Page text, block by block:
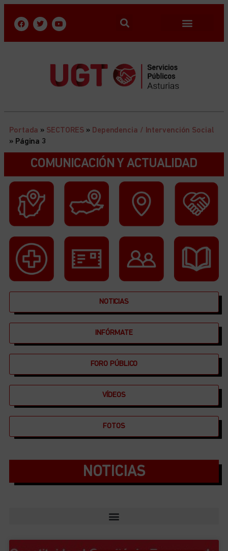
Portada » SECTORES » Dependencia / Intervención Social
» Página 3
COMUNICACIÓN Y ACTUALIDAD
NOTICIAS
INFÓRMATE
FORO PÚBLICO
VÍDEOS
FOTOS
NOTICIAS